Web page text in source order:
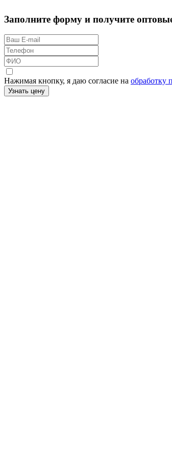
Заполните форму и получите
Нажимая кнопку, я даю согласие на обработку
Узнать цену